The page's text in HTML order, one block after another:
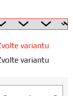
variantu
variantu